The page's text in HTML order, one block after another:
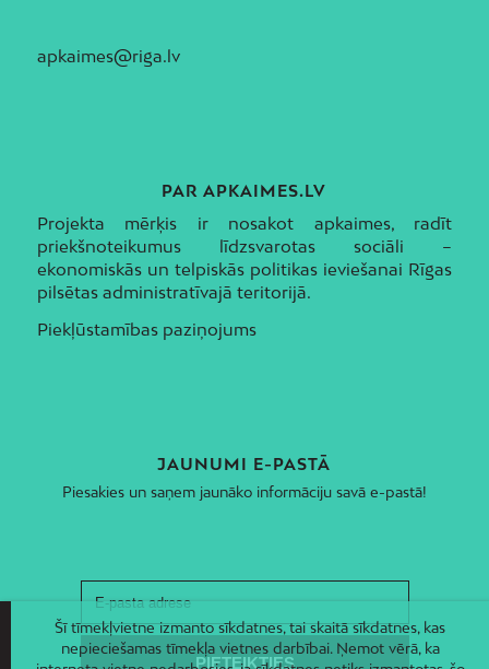
apkaimes@riga.lv
PAR APKAIMES.LV
Projekta mērķis ir nosakot apkaimes, radīt
priekšnoteikumus līdzsvarotas sociāli –
ekonomiskās un telpiskās politikas ieviešanai Rīgas
pilsētas administratīvajā teritorijā.
Piekļūstamības paziņojums
JAUNUMI E-PASTĀ
Piesakies un saņem jaunāko informāciju savā e-pastā!
Šī tīmekļvietne izmanto sīkdatnes, tai skaitā sīkdatnes, kas
nepieciešamas tīmekļa vietnes darbībai. Ņemot vērā, ka